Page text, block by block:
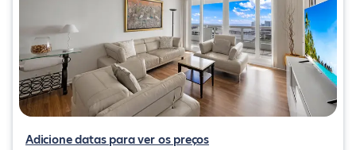
Adicione datas para ver os preços